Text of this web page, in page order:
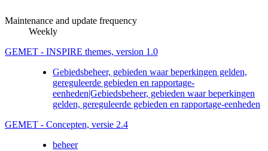
Maintenance and update frequency
Weekly
GEMET - INSPIRE themes, version 1.0
Gebiedsbeheer, gebieden waar beperkingen gelden,
gereguleerde gebieden en rapportage-
eenheden|Gebiedsbeheer, gebieden waar beperkingen
gelden, gereguleerde gebieden en rapportage-eenheden
GEMET - Concepten, versie 2.4
beheer